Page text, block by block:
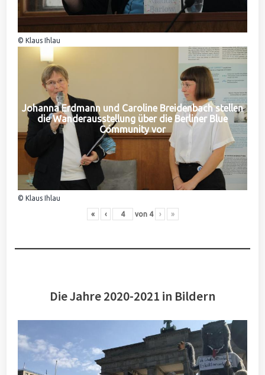
© Klaus Ihlau
Johanna Erdmann und Caroline Breidenbach stellen
die Wanderausstellung über die Berliner Blue
Community vor
© Klaus Ihlau
« ‹ von 4 › »
Die Jahre 2020-2021 in Bildern